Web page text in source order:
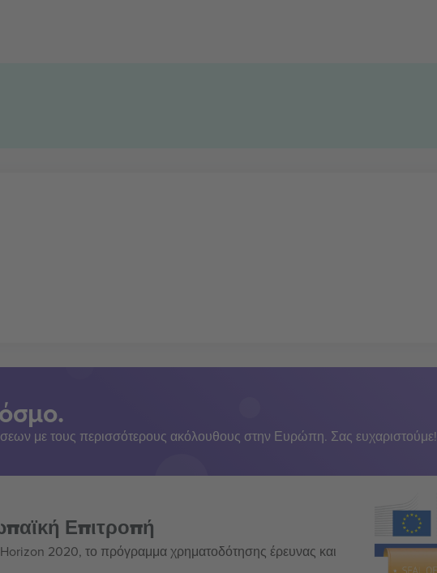
με τους περισσότερους ακόλουθους στην Ευρώπη. Σας ευχαριστούμε!
Επιτροπή
Horizon 2020, το πρόγραμμα χρηματοδότησης έρευνας και